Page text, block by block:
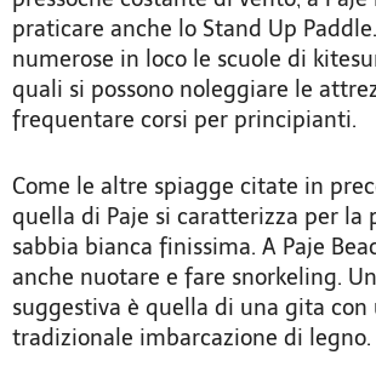
praticare anche lo Stand Up
numerose in loco le scuole di
quali si possono noleggiare le
frequentare corsi per principianti.
Come le altre spiagge citate in
quella di Paje si caratterizza per la
sabbia bianca finissima. A Paje
anche nuotare e fare snorkeling.
suggestiva è quella di una gita con
tradizionale imbarcazione di legno.